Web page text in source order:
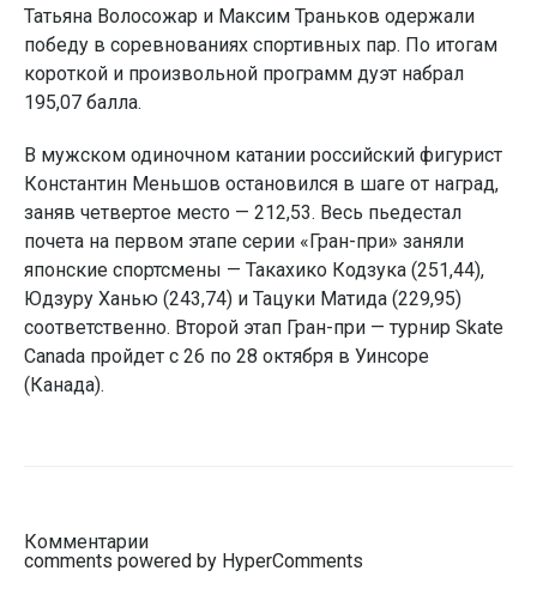
Татьяна Волосожар и Максим Траньков одержали
победу в соревнованиях спортивных пар. По итогам
короткой и произвольной программ дуэт набрал
195,07 балла.
В мужском одиночном катании российский фигурист
Константин Меньшов остановился в шаге от наград,
заняв четвертое место — 212,53. Весь пьедестал
почета на первом этапе серии «Гран-при» заняли
японские спортсмены — Такахико Кодзука (251,44),
Юдзуру Ханью (243,74) и Тацуки Матида (229,95)
соответственно. Второй этап Гран-при — турнир Skate
Canada пройдет с 26 по 28 октября в Уинсоре
(Канада).
Комментарии
comments powered by HyperComments